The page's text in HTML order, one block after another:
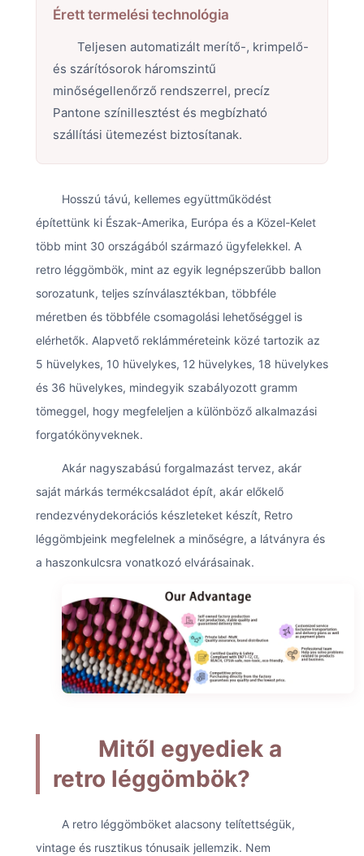
Érett termelési technológia
Teljesen automatizált merítő-, krimpelő-
és szárítósorok háromszintű
minőségellenőrző rendszerrel, precíz
Pantone színillesztést és megbízható
szállítási ütemezést biztosítanak.
Hosszú távú, kellemes együttműködést
építettünk ki Észak-Amerika, Európa és a Közel-Kelet
több mint 30 országából származó ügyfelekkel. A
retro léggömbök, mint az egyik legnépszerűbb ballon
sorozatunk, teljes színválasztékban, többféle
méretben és többféle csomagolási lehetőséggel is
elérhetők. Alapvető reklámméreteink közé tartozik az
5 hüvelykes, 10 hüvelykes, 12 hüvelykes, 18 hüvelykes
és 36 hüvelykes, mindegyik szabályozott gramm
tömeggel, hogy megfeleljen a különböző alkalmazási
forgatókönyveknek.
Akár nagyszabású forgalmazást tervez, akár
saját márkás termékcsaládot épít, akár előkelő
rendezvénydekorációs készleteket készít, Retro
léggömbjeink megfelelnek a minőségre, a látványra és
a haszonkulcsra vonatkozó elvárásainak.
Mitől egyediek a
retro léggömbök?
A retro léggömböket alacsony telítettségük,
vintage és rusztikus tónusaik jellemzik. Nem